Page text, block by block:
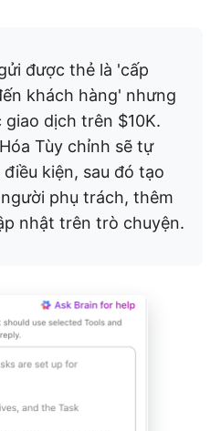
được thẻ là 'cấp
khách hàng' nhưng
dịch trên $10K.
Tùy chỉnh sẽ tự
kiện, sau đó tạo
phụ trách, thêm
nhật trên trò chuyện.